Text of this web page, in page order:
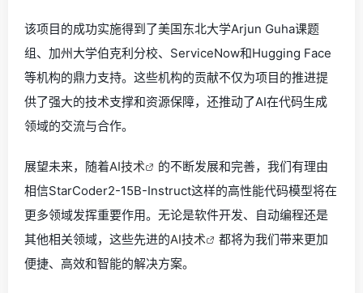
该项目的成功实施得到了美国东北大学Arjun Guha课题
组、加州大学伯克利分校、ServiceNow和Hugging Face
等机构的鼎力支持。这些机构的贡献不仅为项目的推进提
供了强大的技术支撑和资源保障，还推动了AI在代码生成
领域的交流与合作。
展望未来，随着AI技术
的不断发展和完善，我们有理由
相信StarCoder2-15B-Instruct这样的高性能代码模型将在
更多领域发挥重要作用。无论是软件开发、自动编程还是
其他相关领域，这些先进的AI技术
都将为我们带来更加
便捷、高效和智能的解决方案。